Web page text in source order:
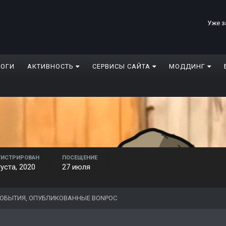
Уже
АКТИВНОСТЬ СЕРВИСЫ САЙТА МОДДИНГ
2020
ПОСЕЩЕНИЕ
27 июля
ОПУБЛИКОВАННЫЕ BONPOC